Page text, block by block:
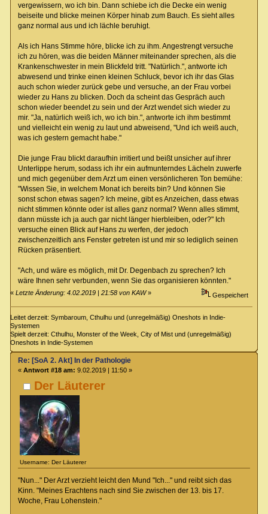
vergewissern, wo ich bin. Dann schiebe ich die Decke ein wenig
beiseite und blicke meinen Körper hinab zum Bauch. Es sieht alles
ganz normal aus und ich lächle beruhigt.
Als ich Hans Stimme höre, blicke ich zu ihm. Angestrengt versuche
ich zu hören, was die beiden Männer miteinander sprechen, als die
Krankenschwester in mein Blickfeld tritt. "Natürlich.", antworte ich
abwesend und trinke einen kleinen Schluck, bevor ich ihr das Glas
auch schon wieder zurück gebe und versuche, an der Frau vorbei
wieder zu Hans zu blicken. Doch da scheint das Gespräch auch
schon wieder beendet zu sein und der Arzt wendet sich wieder zu
mir. "Ja, natürlich weiß ich, wo ich bin.", antworte ich ihm bestimmt
und vielleicht ein wenig zu laut und abweisend, "Und ich weiß auch,
was ich gestern gemacht habe."
Die junge Frau blickt daraufhin irritiert und beißt unsicher auf ihrer
Unterlippe herum, sodass ich ihr ein aufmunterndes Lächeln zuwerfe
und mich gegenüber dem Arzt um einen versönlicheren Ton bemühe:
"Wissen Sie, in welchem Monat ich bereits bin? Und können Sie
sonst schon etwas sagen? Ich meine, gibt es Anzeichen, dass etwas
nicht stimmen könnte oder ist alles ganz normal? Wenn alles stimmt,
dann müsste ich ja auch gar nicht länger hierbleiben, oder?" Ich
versuche einen Blick auf Hans zu werfen, der jedoch
zwischenzeitlich ans Fenster getreten ist und mir so lediglich seinen
Rücken präsentiert.
"Ach, und wäre es möglich, mit Dr. Degenbach zu sprechen? Ich
wäre Ihnen sehr verbunden, wenn Sie das organisieren könnten."
«Letzte Änderung: 4.02.2019 | 21:58 von KAW» Gespeichert
Leitet derzeit: Symbaroum, Cthulhu und (unregelmäßig) Oneshots in Indie-
Systemen
Spielt derzeit: Cthulhu, Monster of the Week, City of Mist und (unregelmäßig)
Oneshots in Indie-Systemen
Der Läuterer
Username: Der Läuterer
Re: [SoA 2. Akt] In der Pathologie
« Antwort #18 am: 9.02.2019 | 11:50 »
"Nun..." Der Arzt verzieht leicht den Mund "Ich..." und reibt sich das
Kinn. "Meines Erachtens nach sind Sie zwischen der 13. bis 17.
Woche, Frau Lohenstein."